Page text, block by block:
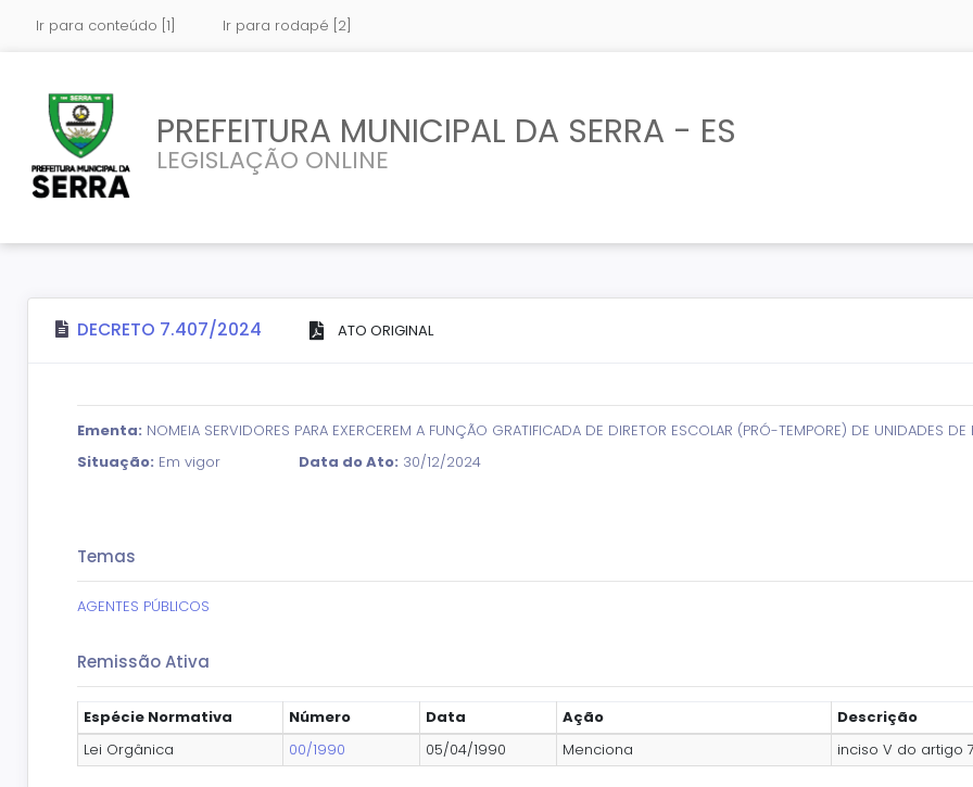
Ir para conteúdo [1] Ir para rodapé [2]
PREFEITURA MUNICIPAL DA SERRA - ES
LEGISLAÇÃO ONLINE
DECRETO 7.407/2024 ATO ORIGINAL
Ementa: NOMEIA SERVIDORES PARA EXERCEREM A FUNÇÃO GRATIFICADA DE DIRETOR ESCOLAR (PRÓ-TEMPORE) DE UNIDADES
Situação: Em vigor Data do Ato: 30/12/2024
Temas
AGENTES PÚBLICOS
Remissão Ativa
Espécie Normativa Número Data Ação
Descrição
Lei Orgânica
00/1990 05/04/1990 Menciona inciso V do artigo